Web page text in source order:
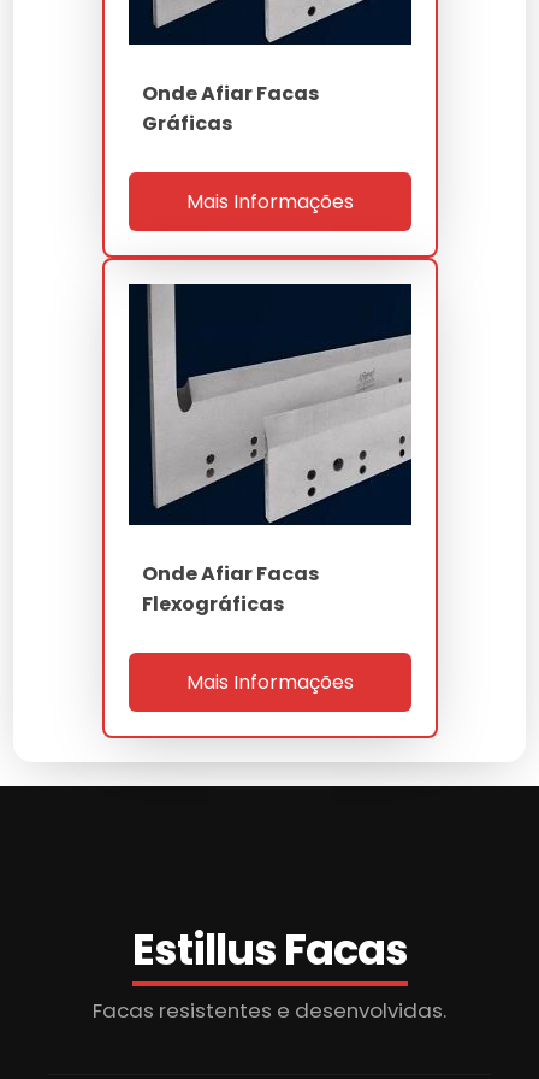
Onde Afiar Facas
Gráficas
Mais Informações
Onde Afiar Facas
Flexográficas
Mais Informações
Estillus Facas
Facas resistentes e desenvolvidas.